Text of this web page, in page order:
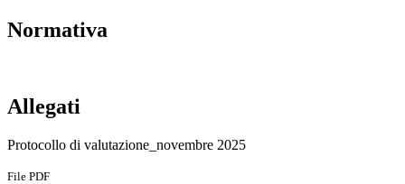
Normativa
Allegati
Protocollo di valutazione_novembre 2025
File PDF